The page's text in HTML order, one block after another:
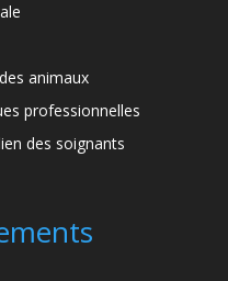
animaux
professionnelles
des soignants